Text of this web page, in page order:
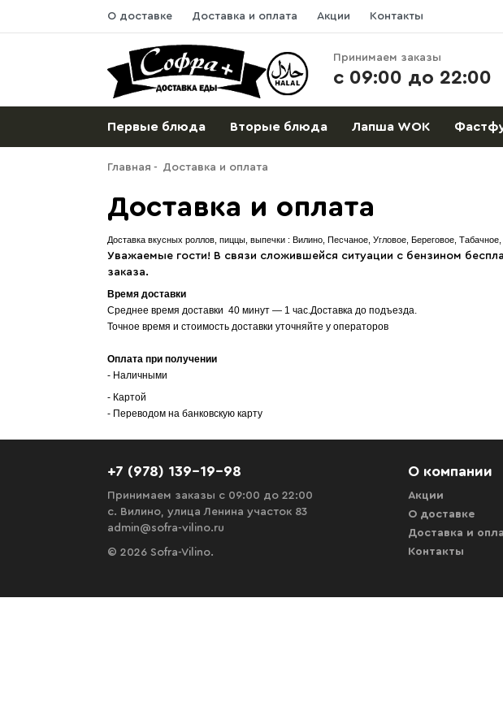
О доставке Доставка и оплата Акции Контакты
Принимаем заказы
с 09:00 до 22:00
Первые блюда Вторые блюда Лапша WOK
Главная Доставка и оплата
Доставка и оплата
Доставка вкусных роллов, пиццы, выпечки : Вилино, Песчаное, Угловое, Береговое,
Уважаемые гости! В связи сложившейся ситуации с бензином
заказа.
Время доставки
Среднее время доставки 40 минут — 1 час.Доставка до подъезда.
Точное время и стоимость доставки уточняйте у операторов
Оплата при получении
- Наличными
- Картой
- Переводом на банковскую карту
+7 (978) 139-19-98
Принимаем заказы с 09:00 до 22:00
с. Вилино, улица Ленина участок 83
admin@sofra-vilino.ru
© 2026 Sofra-Vilino.
О компании
Акции
О доставке
Доставка и
Контакты